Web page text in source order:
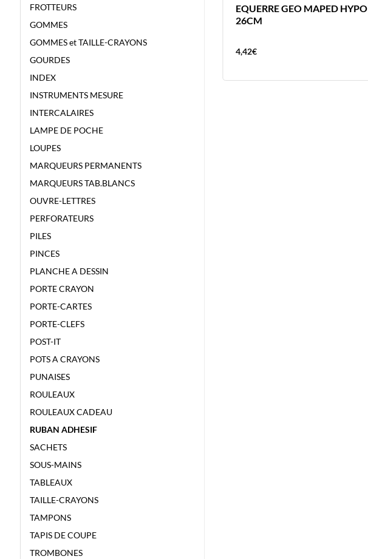
FROTTEURS
GOMMES
GOMMES et TAILLE-CRAYONS
GOURDES
INDEX
INSTRUMENTS MESURE
INTERCALAIRES
LAMPE DE POCHE
LOUPES
MARQUEURS PERMANENTS
MARQUEURS TAB.BLANCS
OUVRE-LETTRES
PERFORATEURS
PILES
PINCES
PLANCHE A DESSIN
PORTE CRAYON
PORTE-CARTES
PORTE-CLEFS
POST-IT
POTS A CRAYONS
PUNAISES
ROULEAUX
ROULEAUX CADEAU
RUBAN ADHESIF
SACHETS
SOUS-MAINS
TABLEAUX
TAILLE-CRAYONS
TAMPONS
TAPIS DE COUPE
TROMBONES
EQUERRE GEO MAPED HYPO
26CM
4,42€
AGRAFEUSE ULMA N°10+500
AGRAF METAL – BLISTER